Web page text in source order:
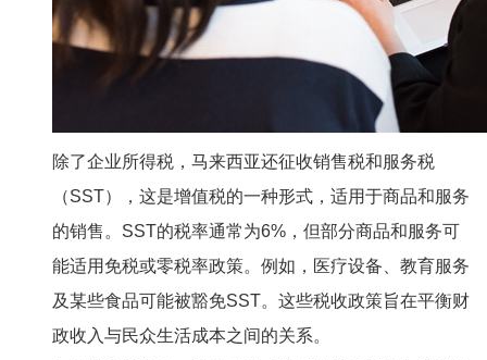
除了企业所得税，马来西亚还征收销售税和服务税
（SST），这是增值税的一种形式，适用于商品和服务
的销售。SST的税率通常为6%，但部分商品和服务可
能适用免税或零税率政策。例如，医疗设备、教育服务
及某些食品可能被豁免SST。这些税收政策旨在平衡财
政收入与民众生活成本之间的关系。